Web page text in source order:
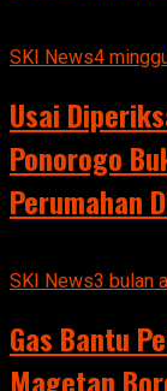
SKI News4
Usai
Ponorogo
Perumahan
SKI News3 bulan
Gas Bantu
Magetan